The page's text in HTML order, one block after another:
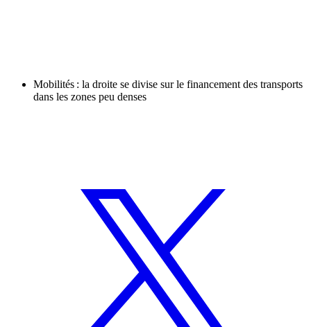
Mobilités : la droite se divise sur le financement des transports
dans les zones peu denses